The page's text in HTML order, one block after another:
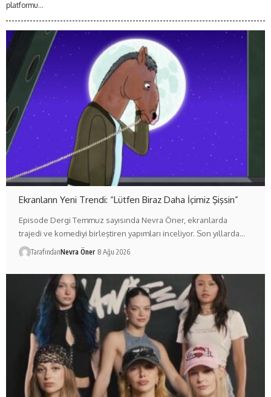
platformu...
Ekranların Yeni Trendi: “Lütfen Biraz Daha İçimiz Şişsin”
Episode Dergi Temmuz sayısında Nevra Öner, ekranlarda
trajedi ve komediyi birleştiren yapımları inceliyor. Son yıllarda…
TarafındanNevra Öner 8 Ağu 2026